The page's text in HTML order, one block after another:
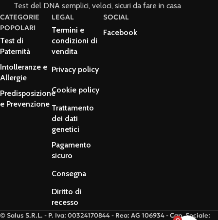
Test del DNA semplici, veloci, sicuri da fare in casa
CATEGORIE
POPOLARI
Test di
Paternità
Intolleranze e
Allergie
Predisposizione
e Prevenzione
LEGAL
Termini e
condizioni di
vendita
Privacy policy
Cookie policy
Trattamento
dei dati
genetici
Pagamento
sicuro
Consegna
Diritto di
recesso
SOCIAL
Facebook
© Salus S.R.L. - P. Iva: 00324170844 - Rea: AG 106934 - Cap. Sociale: